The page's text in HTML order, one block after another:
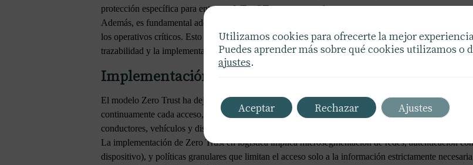
protección específica para entornos IoT y OT presentes en el sector.
Además, es fundamental adoptar una estrategia de “defensa en profundidad” adaptada a la
los operativos críticos. Esto incluye la protección de comunicaciones entre vehículos y centros de
trazabilidad y la implementación de controles estrictos en accesos remotos de conductores y partners.
Implementación de Zero Trust en entornos logísticos
El modelo Zero Trust ha dejado de ser una tendencia para convertirse en una necesidad en el
continuamente cada acceso, dispositivo y usuario, independientemente de su ubicación. Esto
conductores, vehículos y dispositivos IoT acceden a sistemas centrales.
La implementación de Zero Trust en logística implica microsegmentación de redes, autenticación
dispositivo), y políticas granulares que limitan el acceso solo a la información estrictamente
Utilizamos cookies para ofrecerte la mejor
Puedes aprender más sobre qué cookies utilizamos o
ajustes.
Aceptar Rechazar Ajustes